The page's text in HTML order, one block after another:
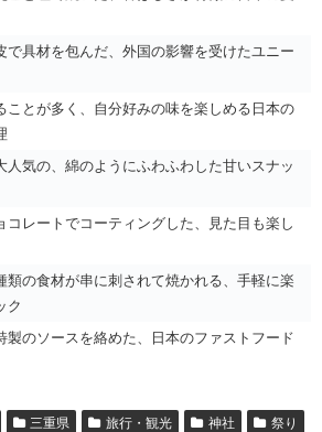
で具材を包んだ、外国の影響を受けたユニー
ことが多く、自分好みの味を楽しめる日本の
人気の、綿のようにふわふわした甘いスナッ
コレートでコーティングした、見た目も楽し
類の食材が串に刺されて焼かれる、手軽に楽
ク
製のソースを絡めた、日本のファストフード
三重県 旅行・観光 神社
祭り